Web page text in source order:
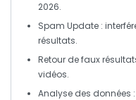
2026.
Spam Update :
résultats.
Retour defaux
vidéos.
Analyse des données